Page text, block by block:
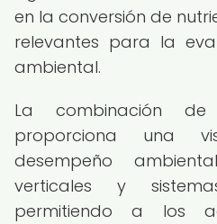
en la conversión de
relevantes para la
ambiental.
La combinación de
proporciona una
desempeño
verticales y
permitiendo a los